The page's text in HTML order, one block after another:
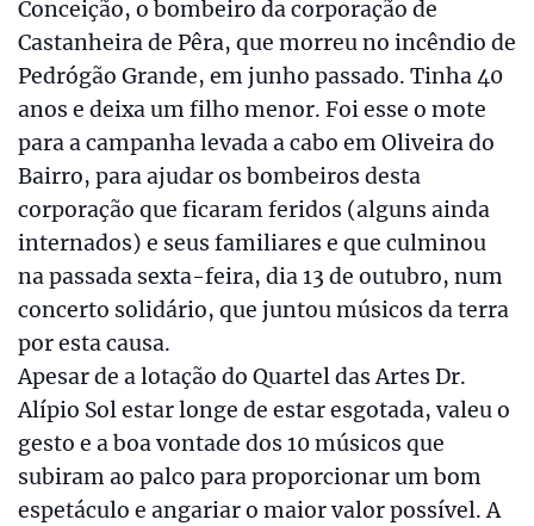
Conceição, o bombeiro da corporação de
Castanheira de Pêra, que morreu no incêndio de
Pedrógão Grande, em junho passado. Tinha 40
anos e deixa um filho menor. Foi esse o mote
para a campanha levada a cabo em Oliveira do
Bairro, para ajudar os bombeiros desta
corporação que ficaram feridos (alguns ainda
internados) e seus familiares e que culminou
na passada sexta-feira, dia 13 de outubro, num
concerto solidário, que juntou músicos da terra
por esta causa.
Apesar de a lotação do Quartel das Artes Dr.
Alípio Sol estar longe de estar esgotada, valeu o
gesto e a boa vontade dos 10 músicos que
subiram ao palco para proporcionar um bom
espetáculo e angariar o maior valor possível. A